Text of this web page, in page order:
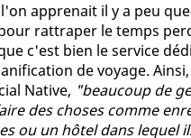
apprenait il y a peu
rattraper le temps
c'est bien le service
de voyage.
Native, "beaucoup de
des choses comme
ou un hôtel dans lequel